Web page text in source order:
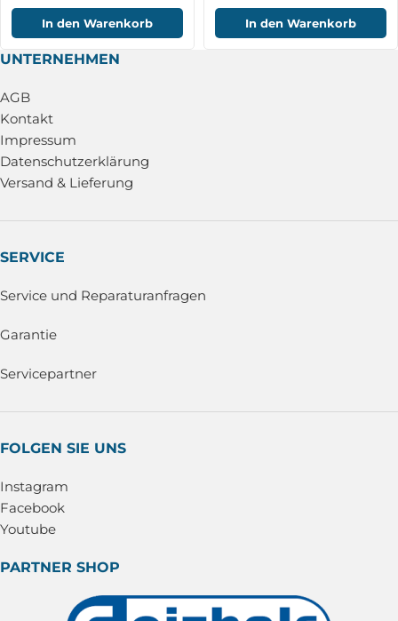
In den Warenkorb In den Warenkorb
UNTERNEHMEN
AGB
Kontakt
Impressum
Datenschutzerklärung
Versand & Lieferung
SERVICE
Service und Reparaturanfragen
Garantie
Servicepartner
FOLGEN SIE UNS
Instagram
Facebook
Youtube
PARTNER SHOP